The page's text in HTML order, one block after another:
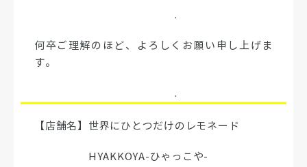
.
何卒ご理解のほど、よろしくお願い申し上げま
す。
.
【店舗名】世界にひとつだけのレモネード
HYAKKOYA-ひゃっこや-